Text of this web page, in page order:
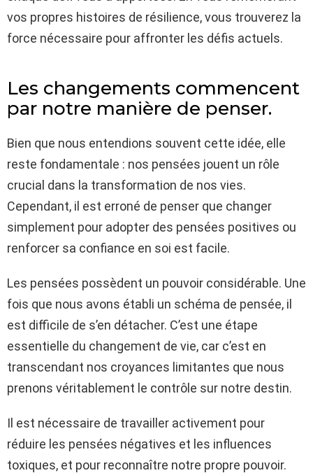
vos propres histoires de résilience, vous trouverez la
force nécessaire pour affronter les défis actuels.
Les changements commencent
par notre manière de penser.
Bien que nous entendions souvent cette idée, elle
reste fondamentale : nos pensées jouent un rôle
crucial dans la transformation de nos vies.
Cependant, il est erroné de penser que changer
simplement pour adopter des pensées positives ou
renforcer sa confiance en soi est facile.
Les pensées possèdent un pouvoir considérable. Une
fois que nous avons établi un schéma de pensée, il
est difficile de s’en détacher. C’est une étape
essentielle du changement de vie, car c’est en
transcendant nos croyances limitantes que nous
prenons véritablement le contrôle sur notre destin.
Il est nécessaire de travailler activement pour
réduire les pensées négatives et les influences
toxiques, et pour reconnaître notre propre pouvoir.